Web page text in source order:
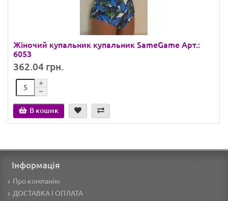
Жіночий купальник купальник SameGame Арт.:
6053
362.04 грн.
В кошик
Інформація
Про компанію
ДОСТАВКА І ОПЛАТА